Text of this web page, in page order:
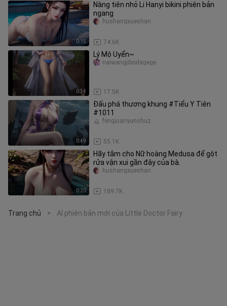
0:15
Nàng tiên nhỏ Li Hanyi bikini phiên bản
ngang
74.6K
hushangxueshan
0:34
Lý Mộ Uyển~
17.5K
naiwangjibodagege
0:49
Đấu phá thương khung #Tiểu Y Tiên
#1011
55.1K
fengjuanyunshuz
0:20
Hãy tắm cho Nữ hoàng Medusa để gột
rửa vận xui gần đây của bà.
189.7K
hushangxueshan
Trang chủ > AI phiên bản mới của Little Doctor Fairy